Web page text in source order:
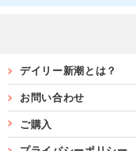
デイリー新潮とは？
お問い合わせ
ご購入